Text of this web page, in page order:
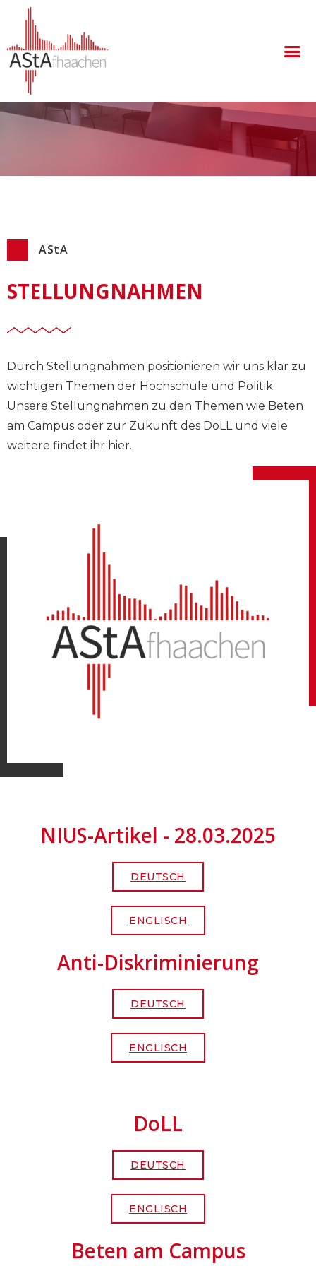
öffentlich die Interessen der Studierendenschaft.
AStA
STELLUNGNAHMEN
Durch Stellungnahmen positionieren wir uns klar zu
wichtigen Themen der Hochschule und Politik.
Unsere Stellungnahmen zu den Themen wie Beten
am Campus oder zur Zukunft des DoLL und viele
weitere findet ihr hier.
NIUS-Artikel - 28.03.2025
DEUTSCH
ENGLISCH
Anti-Diskriminierung
DEUTSCH
ENGLISCH
DoLL
DEUTSCH
ENGLISCH
Beten am Campus